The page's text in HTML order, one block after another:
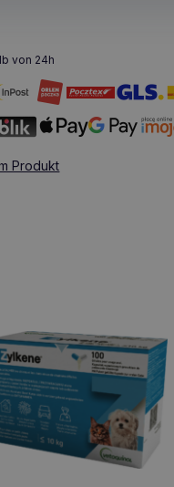
von 24h
Produkt